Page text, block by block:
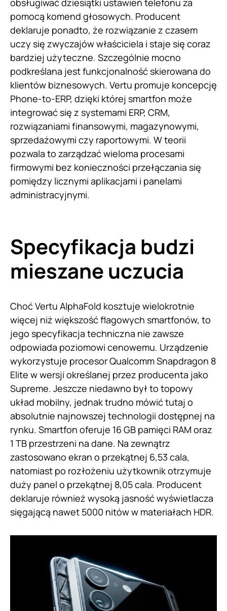
obsługiwać dziesiątki ustawień telefonu za
pomocą komend głosowych. Producent
deklaruje ponadto, że rozwiązanie z czasem
uczy się zwyczajów właściciela i staje się coraz
bardziej użyteczne. Szczególnie mocno
podkreślana jest funkcjonalność skierowana do
klientów biznesowych. Vertu promuje koncepcję
Phone-to-ERP, dzięki której smartfon może
integrować się z systemami ERP, CRM,
rozwiązaniami finansowymi, magazynowymi,
sprzedażowymi czy raportowymi. W teorii
pozwala to zarządzać wieloma procesami
firmowymi bez konieczności przełączania się
pomiędzy licznymi aplikacjami i panelami
administracyjnymi.
Specyfikacja budzi
mieszane uczucia
Choć Vertu AlphaFold kosztuje wielokrotnie
więcej niż większość flagowych smartfonów, to
jego specyfikacja techniczna nie zawsze
odpowiada poziomowi cenowemu. Urządzenie
wykorzystuje procesor Qualcomm Snapdragon 8
Elite w wersji określanej przez producenta jako
Supreme. Jeszcze niedawno był to topowy
układ mobilny, jednak trudno mówić tutaj o
absolutnie najnowszej technologii dostępnej na
rynku. Smartfon oferuje 16 GB pamięci RAM oraz
1 TB przestrzeni na dane. Na zewnątrz
zastosowano ekran o przekątnej 6,53 cala,
natomiast po rozłożeniu użytkownik otrzymuje
duży panel o przekątnej 8,05 cala. Producent
deklaruje również wysoką jasność wyświetlacza
sięgającą nawet 5000 nitów w materiałach HDR.